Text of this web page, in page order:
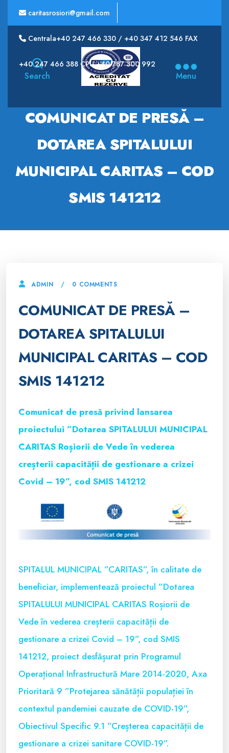
caritasrosiori@gmail.com
Centrala+40 247 466 330 / +40 347 412 546 FAX
+40 247 466 388 CPU +40 787 300 992
Search
Municipal
Menu
COMUNICAT DE PRESĂ –
DOTAREA SPITALULUI
MUNICIPAL CARITAS – COD
SMIS 141212
ADMIN 0 COMMENTS
COMUNICAT DE PRESĂ –
DOTAREA SPITALULUI
MUNICIPAL CARITAS – COD
SMIS 141212
Comunicat de presă privind lansarea
proiectului ”Dotarea SPITALULUI MUNICIPAL
CARITAS Roșiorii de Vede în vederea
creșterii capacității de gestionare a crizei
Covid – 19”, cod SMIS 141212
SPITALUL MUNICIPAL ”CARITAS”, în calitate de
beneficiar, implementează proiectul ”Dotarea
SPITALULUI MUNICIPAL CARITAS Roșiorii de
Vede în vederea creșterii capacității de
gestionare a crizei Covid – 19”, cod SMIS
141212, proiect desfășurat prin Programul
Operațional Infrastructură Mare 2014-2020, Axa
Prioritară 9 ”Protejarea sănătății populației în
contextul pandemiei cauzate de COVID-19”,
Obiectivul Specific 9.1 ”Creșterea capacității de
gestionare a crizei sanitare COVID-19”.